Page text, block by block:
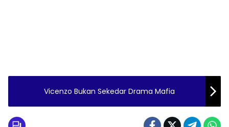
Vicenzo Bukan Sekedar Drama Mafia